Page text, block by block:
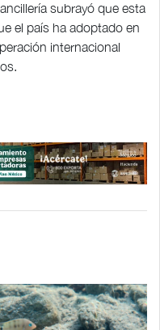
subrayó que esta
el país ha adoptado en
internacional